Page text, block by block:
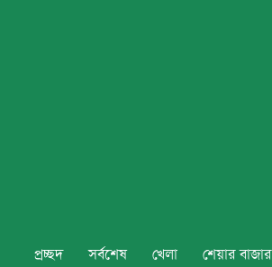
প্রচ্ছদ সর্বশেষ খেলা শেয়ার বাজার